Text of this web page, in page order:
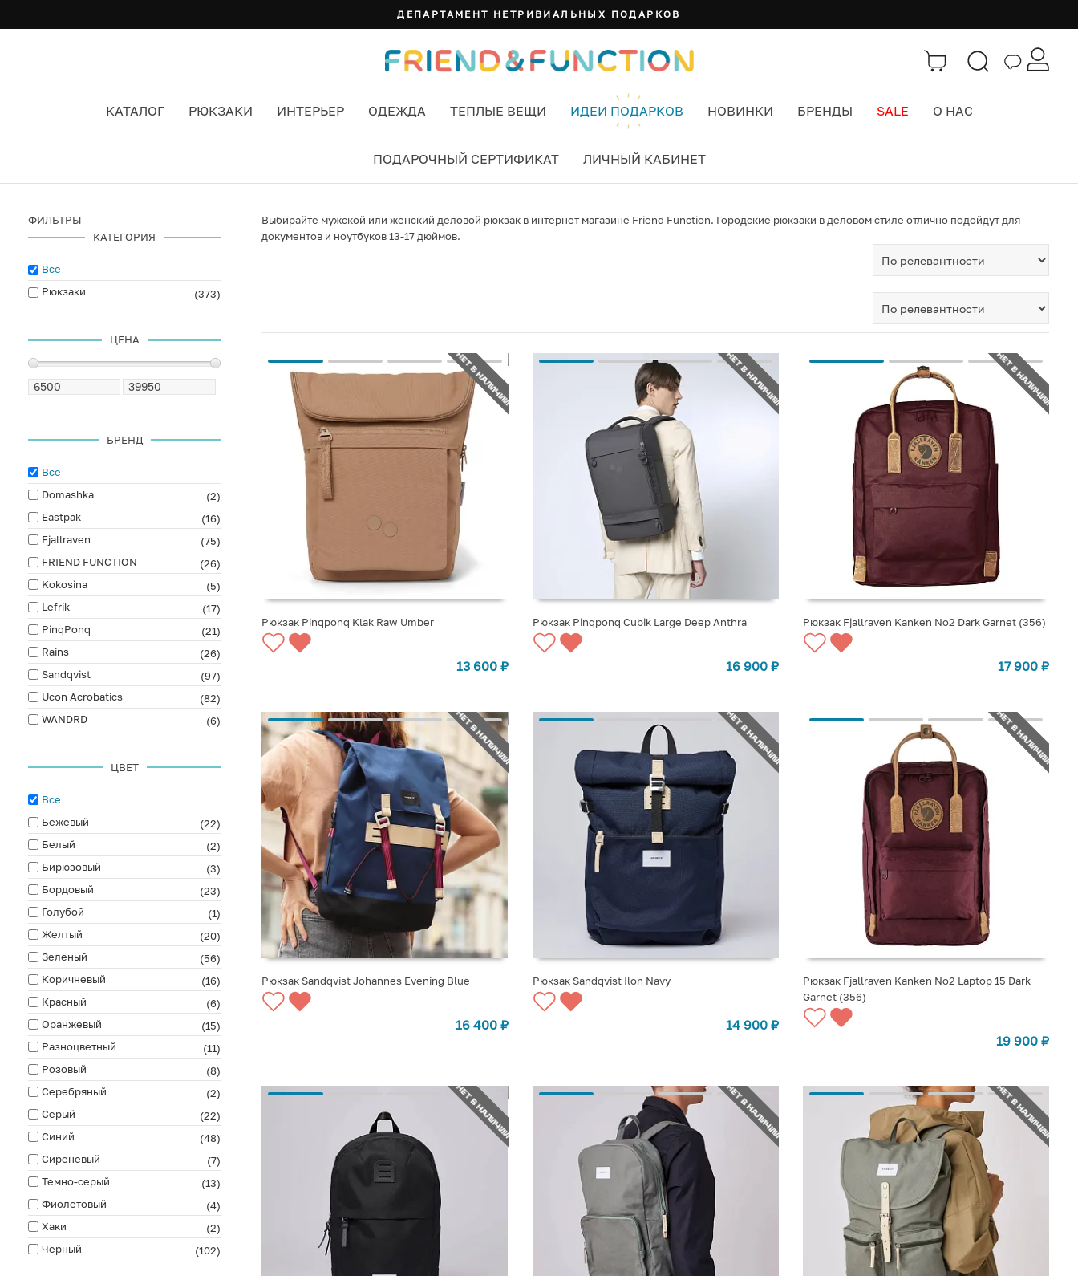
ДЕПАРТАМЕНТ НЕТРИВИАЛЬНЫХ ПОДАРКОВ
КАТАЛОГ РЮКЗАКИ ИНТЕРЬЕР ОДЕЖДА ТЕПЛЫЕ ВЕЩИ ИДЕИ ПОДАРКОВ НОВИНКИ БРЕНДЫ SALE О НАС
ПОДАРОЧНЫЙ СЕРТИФИКАТ ЛИЧНЫЙ КАБИНЕТ
ФИЛЬТРЫ
КАТЕГОРИЯ
Все
Рюкзаки
(373)
ЦЕНА
БРЕНД
Все
Domashka
(2)
Eastpak
(16)
Fjallraven
(75)
FRIEND FUNCTION
(26)
Kokosina
(5)
Lefrik
(17)
PinqPonq
(21)
Rains
(26)
Sandqvist
(97)
Ucon Acrobatics
(82)
WANDRD
(6)
ЦВЕТ
Все
Бежевый
(22)
Белый
(2)
Бирюзовый
(3)
Бордовый
(23)
Голубой
(1)
Желтый
(20)
Зеленый
(56)
Коричневый
(16)
Красный
(6)
Оранжевый
(15)
Разноцветный
(11)
Розовый
(8)
Серебряный
(2)
Серый
(22)
Синий
(48)
Сиреневый
(7)
Темно-серый
(13)
Фиолетовый
(4)
Хаки
(2)
Черный
(102)
Выбирайте мужской или женский деловой рюкзак в интернет магазине Friend Function. Городские рюкзаки в деловом стиле отлично подойдут для
документов и ноутбуков 13-17 дюймов.
НЕТ В НАЛИЧИИ
СООБЩИТЬ О ПОСТУПЛЕНИИ
Рюкзак Pinqponq Klak Raw Umber
13 600 ₽
НЕТ В НАЛИЧИИ
СООБЩИТЬ О ПОСТУПЛЕНИИ
Рюкзак Pinqponq Cubik Large Deep Anthra
16 900 ₽
НЕТ В НАЛИЧИИ
СООБЩИТЬ О ПОСТУПЛЕНИИ
Рюкзак Fjallraven Kanken No2 Dark Garnet (356)
17 900 ₽
НЕТ В НАЛИЧИИ
СООБЩИТЬ О ПОСТУПЛЕНИИ
Рюкзак Sandqvist Johannes Evening Blue
16 400 ₽
НЕТ В НАЛИЧИИ
СООБЩИТЬ О ПОСТУПЛЕНИИ
Рюкзак Sandqvist Ilon Navy
14 900 ₽
НЕТ В НАЛИЧИИ
СООБЩИТЬ О ПОСТУПЛЕНИИ
Рюкзак Fjallraven Kanken No2 Laptop 15 Dark
Garnet (356)
19 900 ₽
НЕТ В НАЛИЧИИ НЕТ В НАЛИЧИИ НЕТ В НАЛИЧИИ